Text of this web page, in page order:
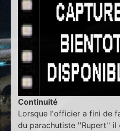
Continuité
Lorsque l'officier a fini de
du parachutiste ''Rupert'' il